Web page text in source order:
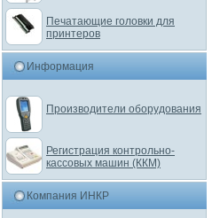
Печатающие головки для
принтеров
Информация
Производители оборудования
Регистрация контрольно-
кассовых машин (ККМ)
Компания ИНКР